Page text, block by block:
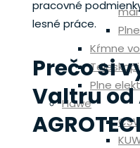
Kŕmne
Plne
Hawe
pracovné
lesné práce.
Prečo si
Valtru od